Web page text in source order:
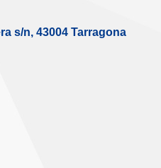
s/n, 43004 Tarragona